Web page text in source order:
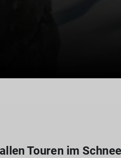
Touren im Schnee